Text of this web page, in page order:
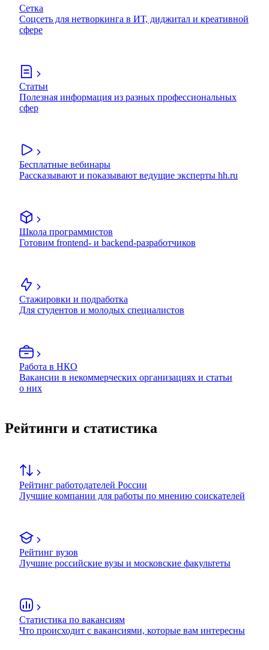
Сетка
Соцсеть для нетворкинга в ИТ, диджитал и креативной
сфере
Статьи
Полезная информация из разных профессиональных
сфер
Бесплатные вебинары
Рассказывают и показывают ведущие эксперты hh.ru
Школа программистов
Готовим frontend- и backend-разработчиков
Стажировки и подработка
Для студентов и молодых специалистов
Работа в НКО
Вакансии в некоммерческих организациях и статьи
о них
Рейтинги и статистика
Рейтинг работодателей России
Лучшие компании для работы по мнению соискателей
Рейтинг вузов
Лучшие российские вузы и московские факультеты
Статистика по вакансиям
Что происходит с вакансиями, которые вам интересны